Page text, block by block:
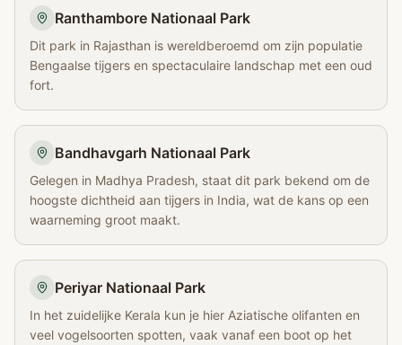
Ranthambore Nationaal Park
Dit park in Rajasthan is wereldberoemd om zijn populatie
Bengaalse tijgers en spectaculaire landschap met een oud
fort.
Bandhavgarh Nationaal Park
Gelegen in Madhya Pradesh, staat dit park bekend om de
hoogste dichtheid aan tijgers in India, wat de kans op een
waarneming groot maakt.
Periyar Nationaal Park
In het zuidelijke Kerala kun je hier Aziatische olifanten en
veel vogelsoorten spotten, vaak vanaf een boot op het